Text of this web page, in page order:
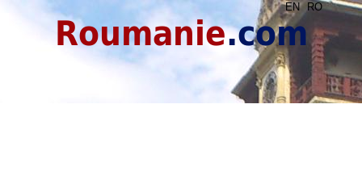
EN RO
Roumanie.com